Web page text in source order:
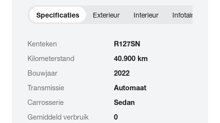
Specificaties Exterieur Interieur Infotainment
Kenteken
R127SN
Kilometerstand
40.900 km
Bouwjaar
2022
Transmissie
Automaat
Carrosserie
Sedan
Gemiddeld verbruik
0